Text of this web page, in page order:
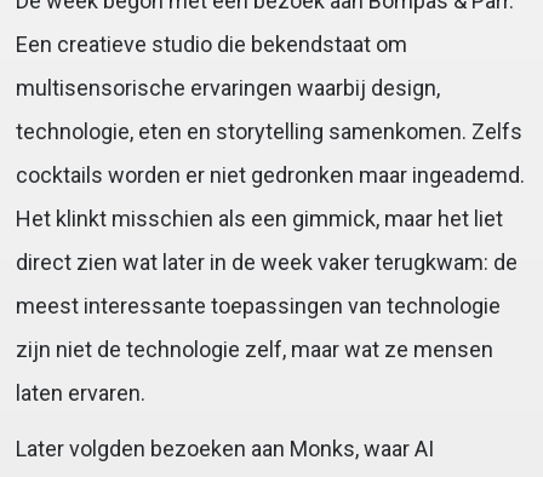
Een creatieve studio die bekendstaat om
multisensorische ervaringen waarbij design,
technologie, eten en storytelling samenkomen. Zelfs
cocktails worden er niet gedronken maar ingeademd.
Het klinkt misschien als een gimmick, maar het liet
direct zien wat later in de week vaker terugkwam: de
meest interessante toepassingen van technologie
zijn niet de technologie zelf, maar wat ze mensen
laten ervaren.
Later volgden bezoeken aan Monks, waar AI